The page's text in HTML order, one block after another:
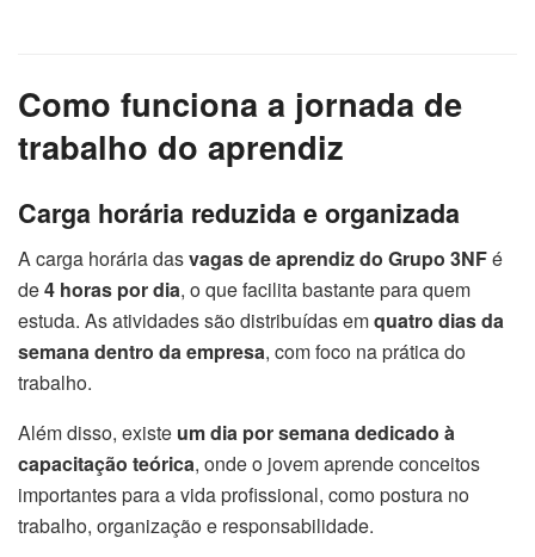
Como funciona a jornada de
trabalho do aprendiz
Carga horária reduzida e organizada
A carga horária dasvagas de aprendiz do Grupo 3NFé
de4 horas por dia, o que facilita bastante para quem
estuda. As atividades são distribuídas emquatro dias da
semana dentro da empresa, com foco na prática do
trabalho.
Além disso, existe um dia por semana dedicado à
capacitação teórica, onde o jovem aprende conceitos
importantes para a vida profissional, como postura no
trabalho, organização e responsabilidade.